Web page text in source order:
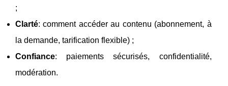
;
Clarté: comment accéder au contenu (abonnement, à
la demande, tarification flexible) ;
Confiance: paiements sécurisés, confidentialité,
modération.